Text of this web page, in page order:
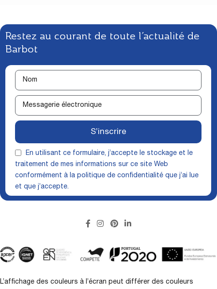
Restez au courant de toute l’actualité de
Barbot
En utilisant ce formulaire, j’accepte le stockage et le
traitement de mes informations sur ce site Web
conformément à la politique de confidentialité que j’ai lue
et que j’accepte.
S’inscrire
L’affichage des couleurs à l’écran peut différer des couleurs